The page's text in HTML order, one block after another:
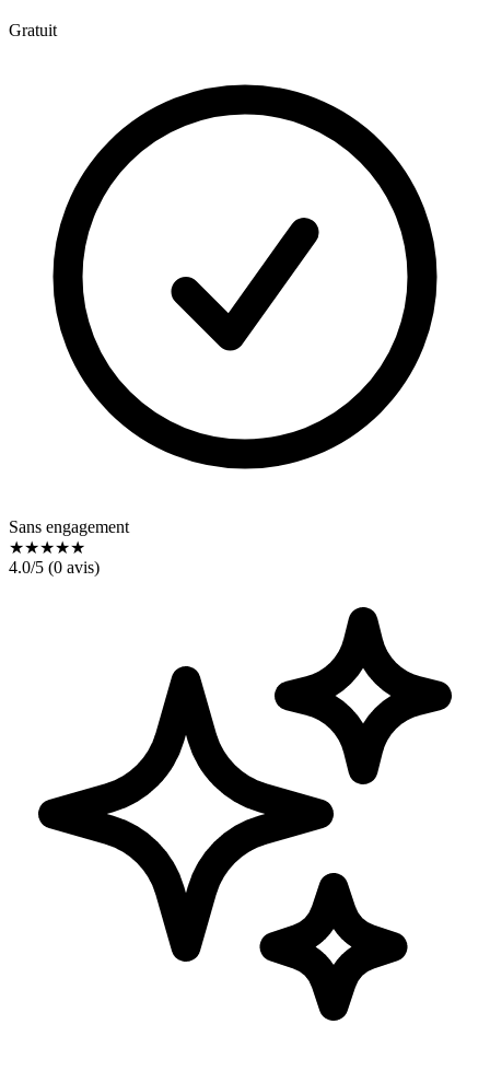
Gratuit
Sans engagement
★★★★★
4.0/5 (0 avis)